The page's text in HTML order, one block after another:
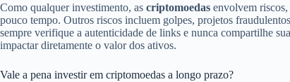
Como qualquer investimento, as criptomoedas envolvem
pouco tempo. Outros riscos incluem golpes, projetos
sempre verifique a autenticidade de links e nunca compartilhe
impactar diretamente o valor dos ativos.
Vale a pena investir em criptomoedas a longo prazo?